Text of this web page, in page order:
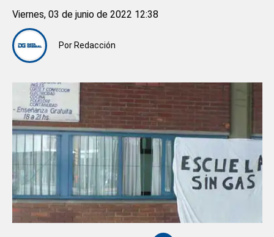
Por Redacción
Viernes, 03 de junio de 2022 12:38